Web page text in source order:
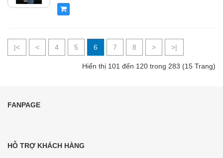
|< < 4 5 6 7 8 > >|
Hiển thị 101 đến 120 trong 283 (15 Trang)
FANPAGE
HỖ TRỢ KHÁCH HÀNG